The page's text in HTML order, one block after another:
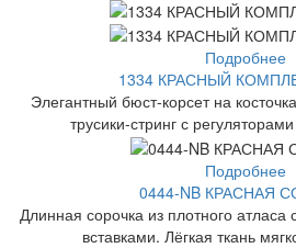
Подробнее
1334 КРАСНЫЙ
Элегантный бюст-корсет на
трусики-стринг с
Подробнее
0444-NB КРАСНАЯ
Длинная сорочка из плотного
вставками. Лёгкая ткань